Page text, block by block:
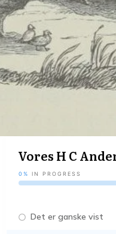
Vores H C
0% IN PROGRESS
Det er ganske vist